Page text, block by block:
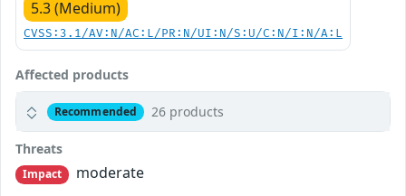
5.3 (Medium)
CVSS:3.1/AV:N/AC:L/PR:N/UI:N/S:U/C:N/I:N/A:L
Affected products
Recommended 26 products
Threats
Impact
moderate